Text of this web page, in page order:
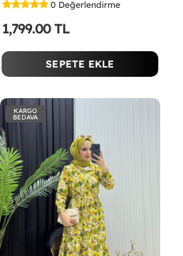
0 Değerlendirme
1,799.00 TL
SEPETE EKLE
KARGO
BEDAVA